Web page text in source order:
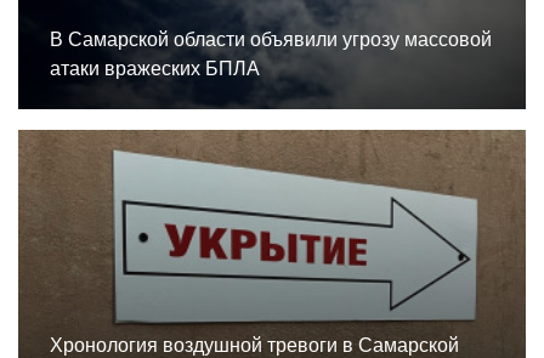
В Самарской области объявили угрозу массовой
атаки вражеских БПЛА
Хронология воздушной тревоги в Самарской